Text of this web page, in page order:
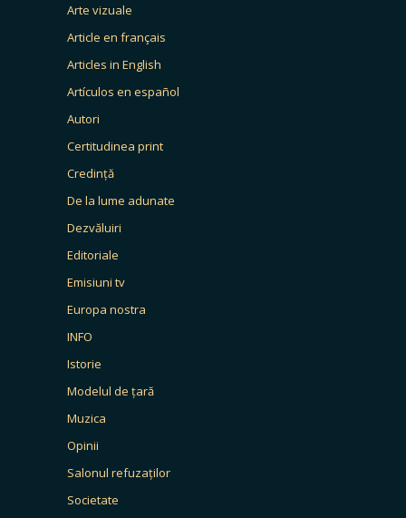
Arte vizuale
Article en français
Articles in English
Artículos en español
Autori
Certitudinea print
Credință
De la lume adunate
Dezvăluiri
Editoriale
Emisiuni tv
Europa nostra
INFO
Istorie
Modelul de țară
Muzica
Opinii
Salonul refuzaților
Societate